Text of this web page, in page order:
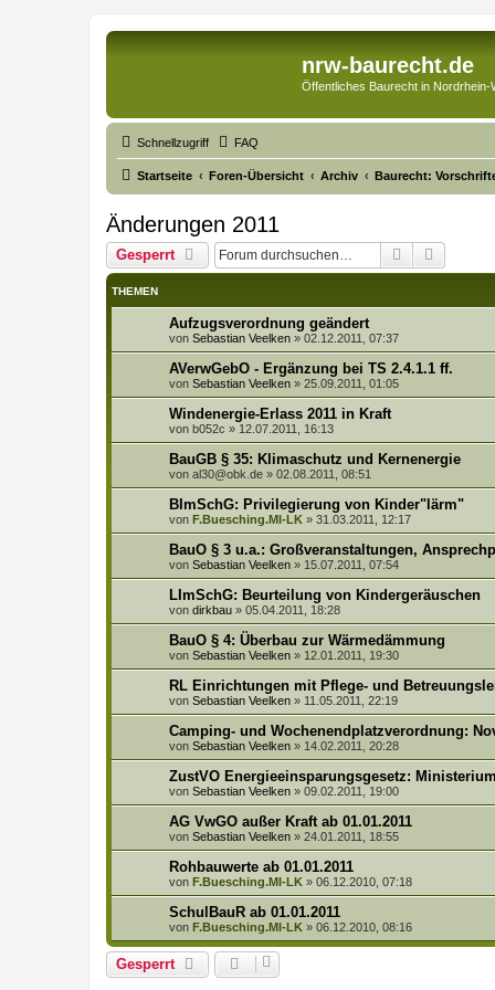
nrw-baurecht.de
Öffentliches Baurecht in Nordrhein-
Schnellzugriff FAQ
Startseite Foren-Übersicht Archiv Baurecht:
Änderungen 2011
Gesperrt Suche
THEMEN
Aufzugsverordnung geändert
von Sebastian Veelken » 02.12.2011, 07:37
AVerwGebO - Ergänzung bei TS 2.4.1.1 ff.
von Sebastian Veelken » 25.09.2011, 01:05
Windenergie-Erlass 2011 in Kraft
von b052c » 12.07.2011, 16:13
BauGB § 35: Klimaschutz und Kernenergie
von al30@obk.de » 02.08.2011, 08:51
BImSchG: Privilegierung von Kinder"lärm"
von F.Buesching.MI-LK » 31.03.2011, 12:17
BauO § 3 u.a.: Großveranstaltungen,
von Sebastian Veelken » 15.07.2011, 07:54
LImSchG: Beurteilung von Kindergeräuschen
von dirkbau » 05.04.2011, 18:28
BauO § 4: Überbau zur Wärmedämmung
von Sebastian Veelken » 12.01.2011, 19:30
RL Einrichtungen mit Pflege- und
von Sebastian Veelken » 11.05.2011, 22:19
Camping- und Wochenendplatzverordnung:
von Sebastian Veelken » 14.02.2011, 20:28
ZustVO Energieeinsparungsgesetz:
von Sebastian Veelken » 09.02.2011, 19:00
AG VwGO außer Kraft ab 01.01.2011
von Sebastian Veelken » 24.01.2011, 18:55
Rohbauwerte ab 01.01.2011
von F.Buesching.MI-LK » 06.12.2010, 07:18
SchulBauR ab 01.01.2011
von F.Buesching.MI-LK » 06.12.2010, 08:16
Gesperrt